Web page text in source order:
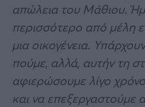
απώλεια του Μάθιου.
περισσότερο από μέλη
μια οικογένεια.
πούμε, αλλά, αυτήν τη
αφιερώσουμε λίγο
και να επεξεργαστούμε